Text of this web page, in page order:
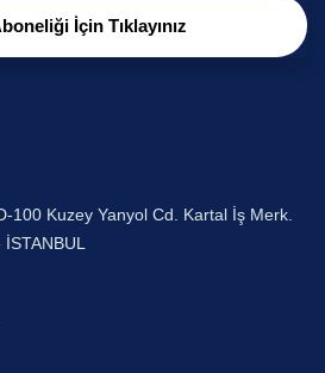
İçin Tıklayınız
100 Kuzey Yanyol Cd. Kartal İş Merk.